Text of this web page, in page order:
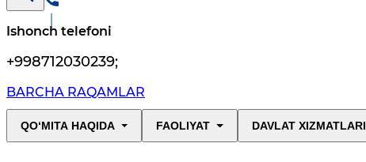
Ishonch telefoni
+998712030239;
BARCHA RAQAMLAR
QO‘MITA HAQIDA FAOLIYAT DAVLAT XIZMATLARI